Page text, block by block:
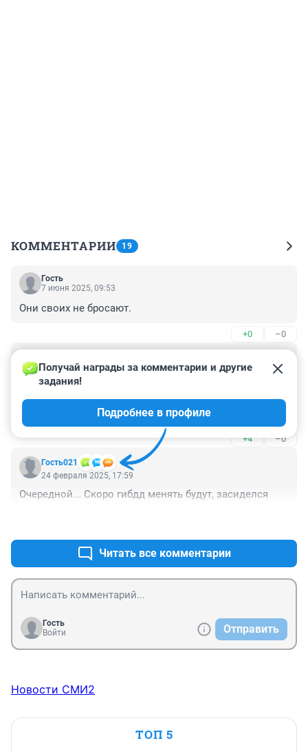
КОММЕНТАРИИ 19
Гость
7 июня 2025, 09:53
Они своих не бросают.
+0 –0
24 февраля 2025, 18:01
что так все разволновались, посидит человек , потом
в депутаты или в совет ф(п)едерации . Что
+4 –0
Гость021
Получай награды за комментарии и другие
задания!
Подробнее в профиле
24 февраля 2025, 17:59
Очередной... Скоро гибдд менять будут, засиделся
Читать все комментарии
Гость
Войти
Отправить
Новости СМИ2
ТОП 5